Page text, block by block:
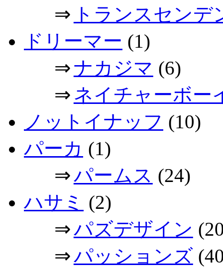
⇒ トランスセンデ
ドリーマー (1)
⇒ナカジマ (6)
⇒ ネイチャーボー
ノットイナッフ (10)
パーカ (1)
⇒パームス (24)
ハサミ (2)
⇒パズデザイン
⇒パッションズ